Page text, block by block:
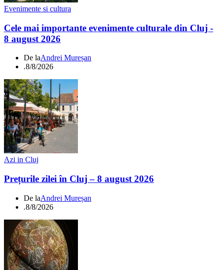
Evenimente si cultura
Cele mai importante evenimente culturale din Cluj -
8 august 2026
De laAndrei Mureșan
.8/8/2026
Azi in Cluj
Prețurile zilei în Cluj – 8 august 2026
De laAndrei Mureșan
.8/8/2026